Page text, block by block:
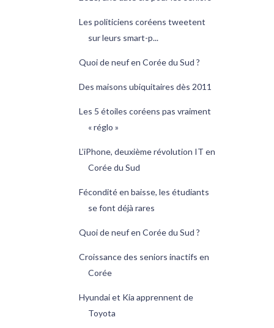
Les politiciens coréens tweetent
sur leurs smart-p...
Quoi de neuf en Corée du Sud ?
Des maisons ubiquitaires dès 2011
Les 5 étoiles coréens pas vraiment
« réglo »
L’iPhone, deuxième révolution IT en
Corée du Sud
Fécondité en baisse, les étudiants
se font déjà rares
Quoi de neuf en Corée du Sud ?
Croissance des seniors inactifs en
Corée
Hyundai et Kia apprennent de
Toyota